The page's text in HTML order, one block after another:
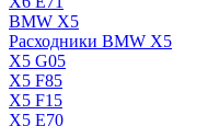
BMW X5
Расходники BMW X5
X5 G05
X5 F85
X5 F15
X5 E70